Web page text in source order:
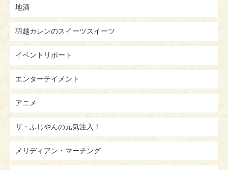
地酒
羽越カレンのスイーツスイーツ
イベントリポート
エンターテイメント
アニメ
ザ・ふじやんの元気注入！
メリディアン・マーチング